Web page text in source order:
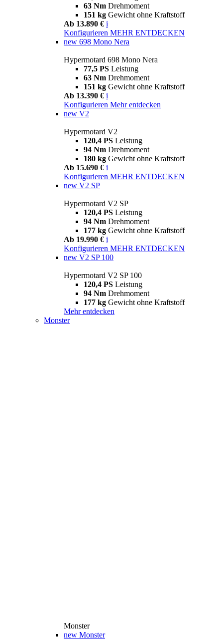
63 Nm Drehmoment
151 kg Gewicht ohne Kraftstoff
Ab 13.890 € i
Konfigurieren MEHR ENTDECKEN
new 698 Mono Nera
Hypermotard 698 Mono Nera
77,5 PS Leistung
63 Nm Drehmoment
151 kg Gewicht ohne Kraftstoff
Ab 13.390 € i
Konfigurieren Mehr entdecken
new V2
Hypermotard V2
120,4 PS Leistung
94 Nm Drehmoment
180 kg Gewicht ohne Kraftstoff
Ab 15.690 € i
Konfigurieren MEHR ENTDECKEN
new V2 SP
Hypermotard V2 SP
120,4 PS Leistung
94 Nm Drehmoment
177 kg Gewicht ohne Kraftstoff
Ab 19.990 € i
Konfigurieren MEHR ENTDECKEN
new V2 SP 100
Hypermotard V2 SP 100
120,4 PS Leistung
94 Nm Drehmoment
177 kg Gewicht ohne Kraftstoff
Mehr entdecken
Monster
Monster
new Monster